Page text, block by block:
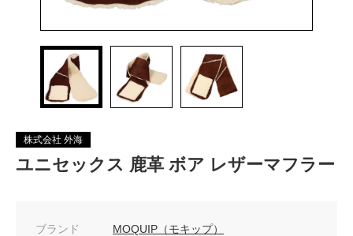
株式会社 外海
ユニセックス 鹿革 ボア レザーマフラー
ブランド MOQUIP（モキップ）